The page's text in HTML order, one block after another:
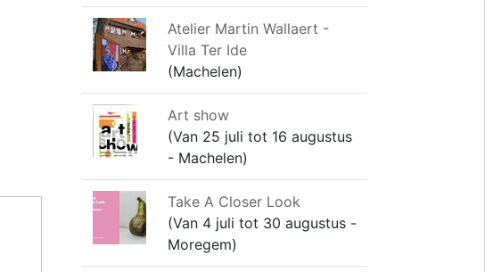
Atelier Martin Wallaert -
Villa Ter Ide
(Machelen)
Art show
(Van 25 juli tot 16 augustus
- Machelen)
Take A Closer Look
(Van 4 juli tot 30 augustus -
Moregem)